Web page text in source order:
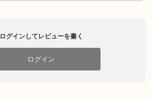
ログインしてレビューを書く
ログイン